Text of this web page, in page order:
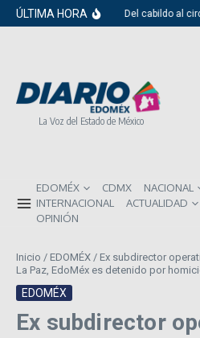
Saltar al contenido
ÚLTIMA HORA Del cabildo al
La Voz del Estado de México
EDOMÉX CDMX
NACIONAL
INTERNACIONAL
ACTUALIDAD
OPINIÓN
Inicio / EDOMÉX / Ex subdirector
La Paz, EdoMéx es detenido por
EDOMÉX
Ex subdirector